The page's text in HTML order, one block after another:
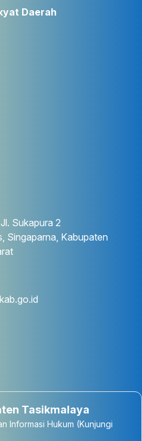
Daerah
Sukapura 2
Singaparna, Kabupaten
Tasikmalaya
Informasi Hukum (Kunjungi